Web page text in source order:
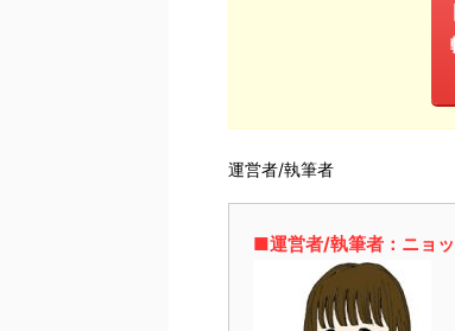
運営者/執筆者
■運営者/執筆者：ニョ